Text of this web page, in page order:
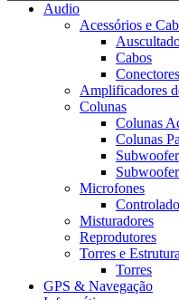
Audio
Acessórios e
Cabos
Conectores
Amplificadores
Colunas
Colunas
Colunas
Microfones
Misturadores
Reprodutores
Torres e
Torres
GPS & Navegação